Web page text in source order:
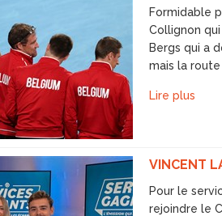
Formidable
Collignon
Bergs qui a
mais la
Lire plus
VINCENT
Pour le
rejoindre le